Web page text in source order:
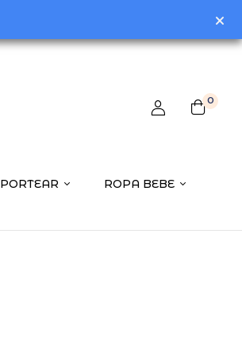
0
PORTEAR
ROPA BEBE